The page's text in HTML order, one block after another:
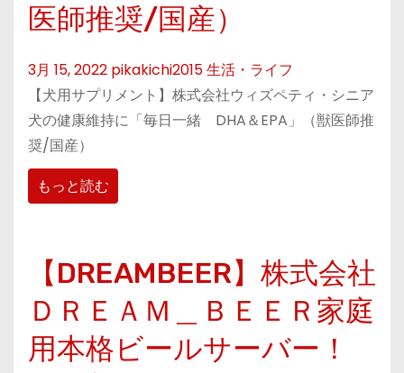
医師推奨/国産）
3月 15, 2022 pikakichi2015生活・ライフ
【犬用サプリメント】株式会社ウィズペティ・シニア
犬の健康維持に「毎日一緒 DHA＆EPA」（獣医師推
奨/国産）
もっと読む
【DREAMBEER】株式会社
ＤＲＥＡＭ＿ＢＥＥＲ家庭
用本格ビールサーバー！